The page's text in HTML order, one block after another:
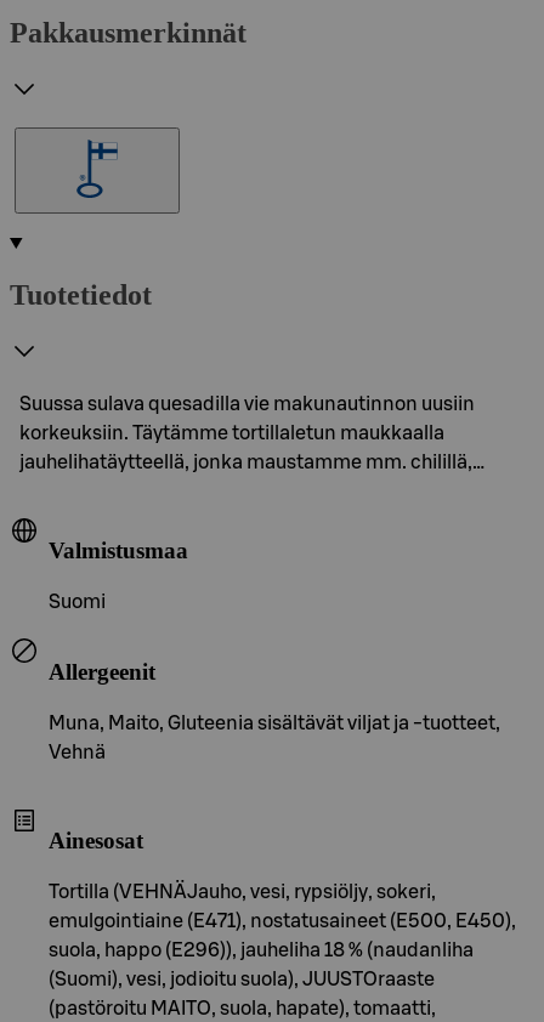
Pakkausmerkinnät
Tuotetiedot
Suussa sulava quesadilla vie makunautinnon uusiin
korkeuksiin. Täytämme tortillaletun maukkaalla
jauhelihatäytteellä, jonka maustamme mm. chilillä,…
Valmistusmaa
Suomi
Allergeenit
Muna, Maito, Gluteenia sisältävät viljat ja -tuotteet,
Vehnä
Ainesosat
Tortilla (VEHNÄJauho, vesi, rypsiöljy, sokeri,
emulgointiaine (E471), nostatusaineet (E500, E450),
suola, happo (E296)), jauheliha 18 % (naudanliha
(Suomi), vesi, jodioitu suola), JUUSTOraaste
(pastöroitu MAITO, suola, hapate), tomaatti,